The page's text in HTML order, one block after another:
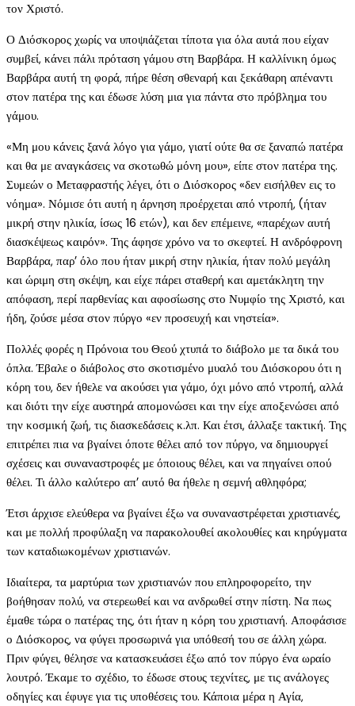
τον Χριστό.
Ο Διόσκορος χωρίς να υποψιάζεται τίποτα για όλα αυτά που είχαν
συμβεί, κάνει πάλι πρόταση γάμου στη Βαρβάρα. Η καλλίνικη όμως
Βαρβάρα αυτή τη φορά, πήρε θέση σθεναρή και ξεκάθαρη απέναντι
στον πατέρα της και έδωσε λύση μια για πάντα στο πρόβλημα του
γάμου.
«Μη μου κάνεις ξανά λόγο για γάμο, γιατί ούτε θα σε ξαναπώ πατέρα
και θα με αναγκάσεις να σκοτωθώ μόνη μου», είπε στον πατέρα της.
Συμεών ο Μεταφραστής λέγει, ότι ο Διόσκορος «δεν εισήλθεν εις το
νόημα». Νόμισε ότι αυτή η άρνηση προέρχεται από ντροπή, (ήταν
μικρή στην ηλικία, ίσως 16 ετών), και δεν επέμεινε, «παρέχων αυτή
διασκέψεως καιρόν». Της άφησε χρόνο να το σκεφτεί. Η ανδρόφρονη
Βαρβάρα, παρ’ όλο που ήταν μικρή στην ηλικία, ήταν πολύ μεγάλη
και ώριμη στη σκέψη, και είχε πάρει σταθερή και αμετάκλητη την
απόφαση, περί παρθενίας και αφοσίωσης στο Νυμφίο της Χριστό, και
ήδη, ζούσε μέσα στον πύργο «εν προσευχή και νηστεία».
Πολλές φορές η Πρόνοια του Θεού χτυπά το διάβολο με τα δικά του
όπλα. Έβαλε ο διάβολος στο σκοτισμένο μυαλό του Διόσκορου ότι η
κόρη του, δεν ήθελε να ακούσει για γάμο, όχι μόνο από ντροπή, αλλά
και διότι την είχε αυστηρά απομονώσει και την είχε αποξενώσει από
την κοσμική ζωή, τις διασκεδάσεις κ.λπ. Και έτσι, άλλαξε τακτική. Της
επιτρέπει πια να βγαίνει όποτε θέλει από τον πύργο, να δημιουργεί
σχέσεις και συναναστροφές με όποιους θέλει, και να πηγαίνει οπού
θέλει. Τι άλλο καλύτερο απ’ αυτό θα ήθελε η σεμνή αθληφόρα;
Έτσι άρχισε ελεύθερα να βγαίνει έξω να συναναστρέφεται χριστιανές,
και με πολλή προφύλαξη να παρακολουθεί ακολουθίες και κηρύγματα
των καταδιωκομένων χριστιανών.
Ιδιαίτερα, τα μαρτύρια των χριστιανών που επληροφορείτο, την
βοήθησαν πολύ, να στερεωθεί και να ανδρωθεί στην πίστη. Να πως
έμαθε τώρα ο πατέρας της, ότι ήταν η κόρη του χριστιανή. Αποφάσισε
ο Διόσκορος, να φύγει προσωρινά για υπόθεσή του σε άλλη χώρα.
Πριν φύγει, θέλησε να κατασκευάσει έξω από τον πύργο ένα ωραίο
λουτρό. Έκαμε το σχέδιο, το έδωσε στους τεχνίτες, με τις ανάλογες
οδηγίες και έφυγε για τις υποθέσεις του. Κάποια μέρα η Αγία,